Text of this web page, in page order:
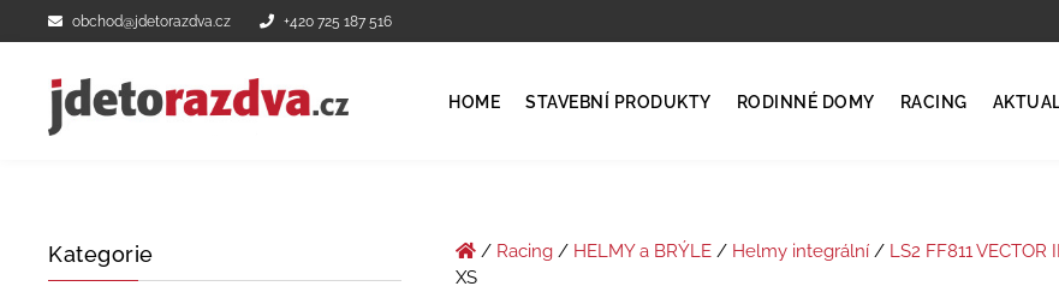
obchod@jdetorazdva.cz +420 725 187 516
HOME STAVEBNÍ PRODUKTY RODINNÉ DOMY RACING
Kategorie / Racing/ HELMY a BRÝLE/ Helmy integrální/ LS2 FF811 VECTOR II
XS